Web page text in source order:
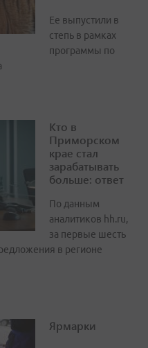
Ее выпустили в
степь в рамках
программы по
Кто в
Приморском
крае стал
зарабатывать
больше: ответ
По данным
аналитиков hh.ru,
за первые шесть
в регионе
Ярмарки